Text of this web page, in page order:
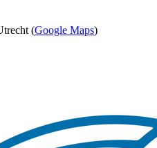
(Google Maps)